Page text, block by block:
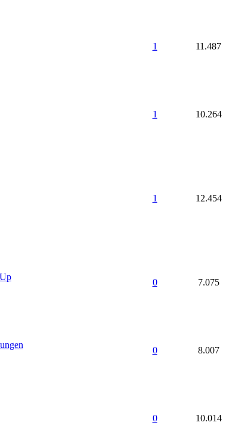
1 11.487
1 10.264
1 12.454
0 7.075
0 8.007
0 10.014